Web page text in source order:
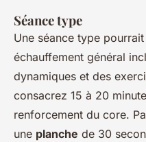
Séance type
Une séance type
échauffement général
dynamiques et des
consacrez 15 à 20
renforcement du core.
une planche de 30